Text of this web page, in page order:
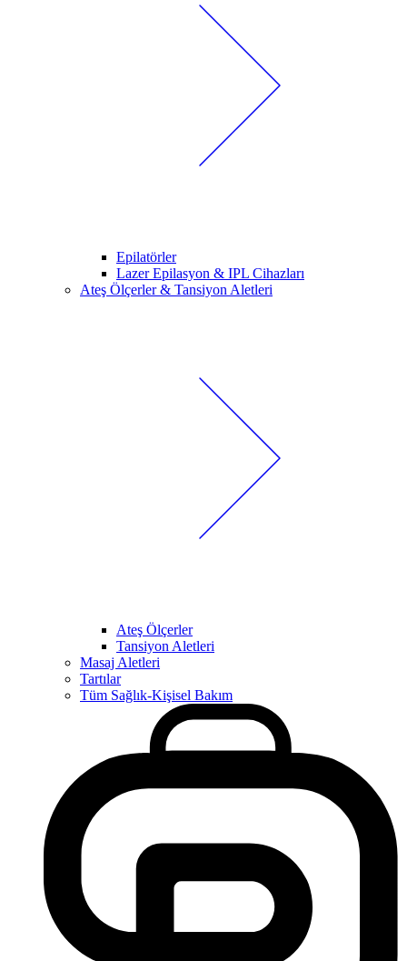
Epilatörler
Lazer Epilasyon & IPL Cihazları
Ateş Ölçerler & Tansiyon Aletleri
Ateş Ölçerler
Tansiyon Aletleri
Masaj Aletleri
Tartılar
Tüm Sağlık-Kişisel Bakım